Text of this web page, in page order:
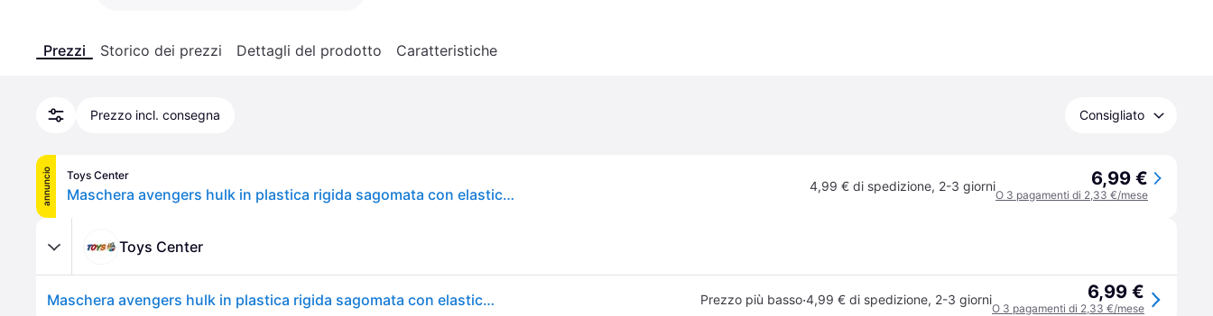
Prezzi Storico dei prezzi Dettagli del prodotto Caratteristiche
Prezzo incl. consegna Consigliato
annuncio Toys Center
Maschera avengers hulk in plastica rigida sagomata con elastico per bambini 4,99 € di spedizione, 2-3 giorni 6,99 €
O 3 pagamenti di 2,33 €/mese
Toys Center
Maschera avengers hulk in plastica rigida sagomata con elastico per bambini Prezzo più basso·4,99 € di spedizione, 2-3 giorni 6,99 €
O 3 pagamenti di 2,33 €/mese